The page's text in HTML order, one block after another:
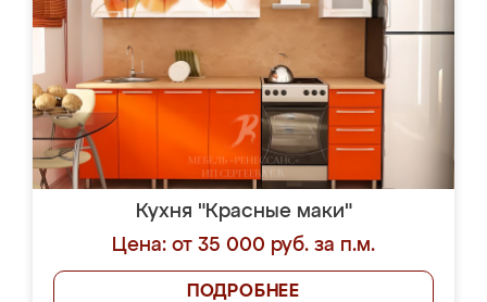
Кухня "Красные маки"
Цена: от 35 000 руб. за п.м.
ПОДРОБНЕЕ